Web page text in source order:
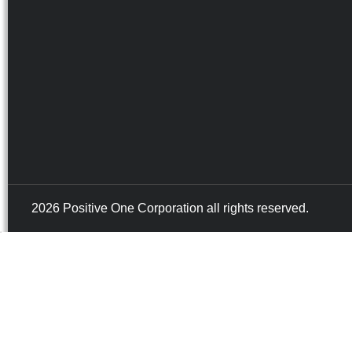
2026 Positive One Corporation all rights reserved.